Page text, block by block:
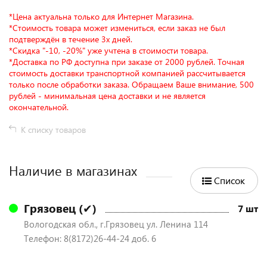
*Цена актуальна только для Интернет Магазина.
*Стоимость товара может измениться, если заказ не был
подтверждён в течение 3х дней.
*Скидка "-10, -20%" уже учтена в стоимости товара.
*Доставка по РФ доступна при заказе от 2000 рублей. Точная
стоимость доставки транспортной компанией рассчитывается
только после обработки заказа. Обращаем Ваше внимание, 500
рублей - минимальная цена доставки и не является
окончательной.
К списку товаров
Наличие в магазинах
Список
Грязовец (✔) 7 шт
Вологодская обл., г.Грязовец ул. Ленина 114
Телефон: 8(8172)26-44-24 доб. 6